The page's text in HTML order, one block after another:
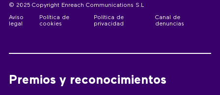
© 2025 Copyright Enreach Communications S.L
Aviso
legal
Política de
cookies
Política de
privacidad
Canal de
denuncias
Premios y reconocimientos